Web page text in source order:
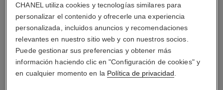
CHANEL utiliza cookies y tecnologías similares para
personalizar el contenido y ofrecerle una experiencia
personalizada, incluidos anuncios y recomendaciones
relevantes en nuestro sitio web y con nuestros socios.
Puede gestionar sus preferencias y obtener más
información haciendo clic en "Configuración de cookies" y
en cualquier momento en la Política de privacidad